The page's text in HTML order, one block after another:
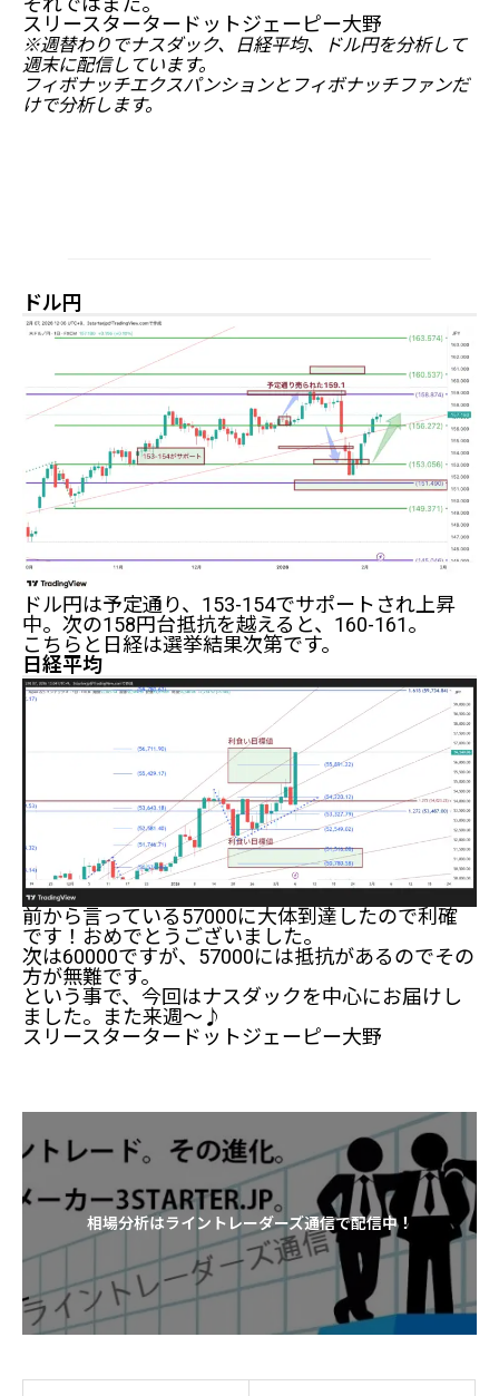
スリースタータードットジェーピー大野
※週替わりでナスダック、日経平均、ドル円を分析して
週末に配信しています。
フィボナッチエクスパンションとフィボナッチファンだ
けで分析します。
ドル円
ドル円は予定通り、153-154でサポートされ上昇
中。次の158円台抵抗を越えると、160-161。
こちらと日経は選挙結果次第です。
日経平均
前から言っている57000に大体到達したので利確
です！おめでとうございました。
次は60000ですが、57000には抵抗があるのでその
方が無難です。
という事で、今回はナスダックを中心にお届けし
ました。また来週～♪
スリースタータードットジェーピー大野
相場分析はライントレーダーズ通信で配信中！